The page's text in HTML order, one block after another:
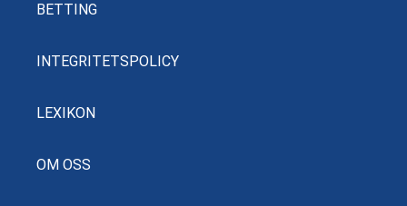
BETTING
INTEGRITETSPOLICY
LEXIKON
OM OSS